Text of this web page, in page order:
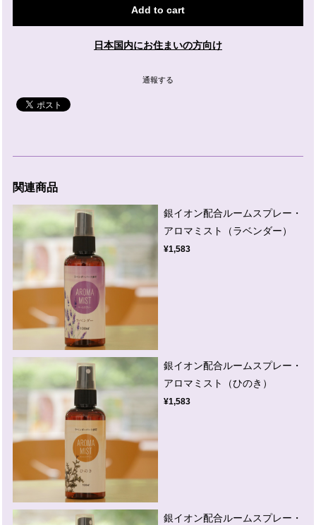
Add to cart
日本国内にお住まいの方向け
通報する
関連商品
銀イオン配合ルームスプレー・
アロマミスト（ラベンダー）
¥1,583
銀イオン配合ルームスプレー・
アロマミスト（ひのき）
¥1,583
銀イオン配合ルームスプレー・